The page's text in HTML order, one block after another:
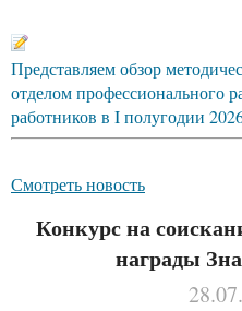
Представляем обзор
отделом профессионального
работников в I полугодии
Смотреть новость
Конкурс на соискание Просветительской
награды